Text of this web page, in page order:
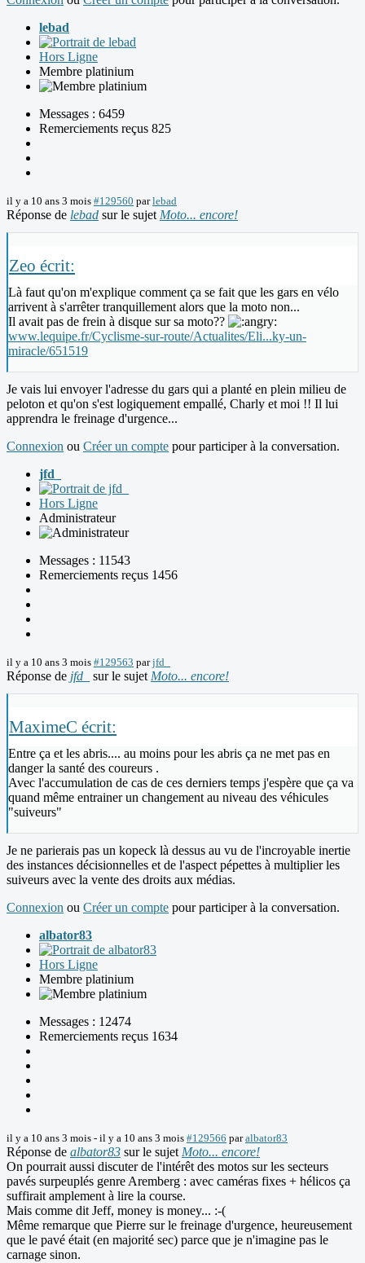
lebad
Hors Ligne
Membre platinium
Messages : 6459
Remerciements reçus 825
il y a 10 ans 3 mois #129560 parlebad
Réponse de lebad sur le sujet Moto... encore!
Zeo écrit:
Là faut qu'on m'explique comment ça se fait que les gars en vélo
arrivent à s'arrêter tranquillement alors que la moto non...
Il avait pas de frein à disque sur sa moto??
www.lequipe.fr/Cyclisme-sur-route/Actualites/Eli...ky-un-
miracle/651519
Je vais lui envoyer l'adresse du gars qui a planté en plein milieu de
peloton et qu'on s'est logiquement empallé, Charly et moi !! Il lui
apprendra le freinage d'urgence...
Connexion ou Créer un compte pour participer à la conversation.
jfd_
Hors Ligne
Administrateur
Messages : 11543
Remerciements reçus 1456
il y a 10 ans 3 mois #129563 parjfd_
Réponse de jfd_ sur le sujet Moto... encore!
MaximeC écrit:
Entre ça et les abris.... au moins pour les abris ça ne met pas en
danger la santé des coureurs .
Avec l'accumulation de cas de ces derniers temps j'espère que ça va
quand même entrainer un changement au niveau des véhicules
"suiveurs"
Je ne parierais pas un kopeck là dessus au vu de l'incroyable inertie
des instances décisionnelles et de l'aspect pépettes à multiplier les
suiveurs avec la vente des droits aux médias.
Connexion ou Créer un compte pour participer à la conversation.
albator83
Hors Ligne
Membre platinium
Messages : 12474
Remerciements reçus 1634
il y a 10 ans 3 mois - il y a 10 ans 3 mois #129566 paralbator83
Réponse de albator83 sur le sujet Moto... encore!
On pourrait aussi discuter de l'intérêt des motos sur les secteurs
pavés surpeuplés genre Aremberg : avec caméras fixes + hélicos ça
suffirait amplement à lire la course.
Mais comme dit Jeff, money is money... :-(
Même remarque que Pierre sur le freinage d'urgence, heureusement
que le pavé était (en majorité sec) parce que je n'imagine pas le
carnage sinon.